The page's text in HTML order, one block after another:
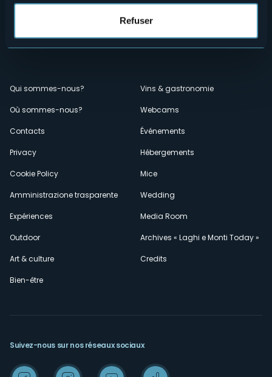
Refuser
Menù
secondario
Qui sommes-nous?
Où sommes-nous?
Contacts
Privacy
Cookie Policy
Amministrazione trasparente
Expériences
Outdoor
Art & culture
Bien-être
Vins & gastronomie
Webcams
Événements
Hébergements
Mice
Wedding
Media Room
Archives « Laghi e Monti Today »
Credits
Suivez-nous sur nos réseaux sociaux